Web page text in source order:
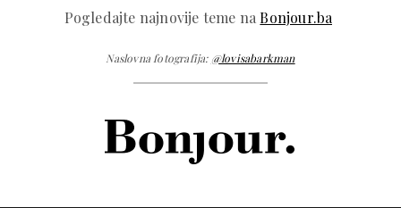
Pogledajte najnovije teme naBonjour.ba
Naslovna fotografija:@lovisabarkman